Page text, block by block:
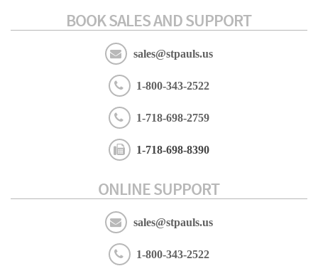
BOOK SALES AND SUPPORT
sales@stpauls.us
1-800-343-2522
1-718-698-2759
1-718-698-8390
ONLINE SUPPORT
sales@stpauls.us
1-800-343-2522